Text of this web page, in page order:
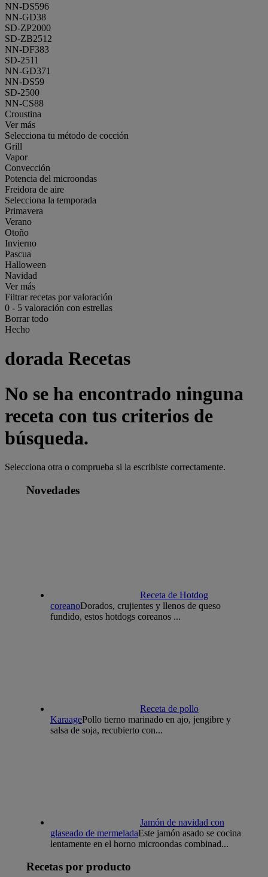
NN-DS596
NN-GD38
SD-ZP2000
SD-ZB2512
NN-DF383
SD-2511
NN-GD371
NN-DS59
SD-2500
NN-CS88
Croustina
Ver más
Selecciona tu método de cocción
Grill
Vapor
Convección
Potencia del microondas
Freidora de aire
Selecciona la temporada
Primavera
Verano
Otoño
Invierno
Pascua
Halloween
Navidad
Ver más
Filtrar recetas por valoración
0 - 5 valoración con estrellas
Borrar todo
Hecho
dorada Recetas
No se ha encontrado ninguna
receta con tus criterios de
búsqueda.
Selecciona otra o comprueba si la escribiste correctamente.
Novedades
Receta de Hotdog
coreanoDorados, crujientes y llenos de queso
fundido, estos hotdogs coreanos ...
Receta de pollo
KaraagePollo tierno marinado en ajo, jengibre y
salsa de soja, recubierto con...
Jamón de navidad con
glaseado de mermeladaEste jamón asado se cocina
lentamente en el horno microondas combinad...
Recetas por producto